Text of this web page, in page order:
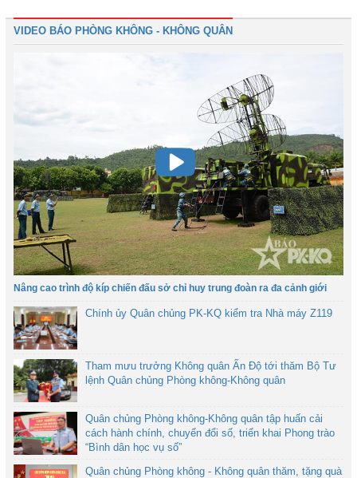
VIDEO BÁO PHÒNG KHÔNG - KHÔNG QUÂN
Nâng cao trình độ kíp chiến đấu sở chỉ huy trung đoàn ra đa cảnh giới
Chính ủy Quân chủng PK-KQ kiểm tra Nhà máy Z119
Tham mưu trưởng Không quân Ấn Độ tới thăm Bộ Tư
lệnh Quân chủng Phòng không-Không quân
Quân chủng Phòng không-Không quân tập huấn cải
cách hành chính, chuyển đổi số, triển khai Phong trào
“Bình dân học vụ số”
Quân chủng Phòng không - Không quân thăm, tặng quà